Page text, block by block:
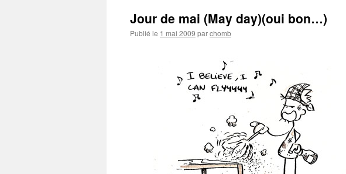
Jour de mai (May day)(oui bon…)
Publié le 1 mai 2009 parchomb